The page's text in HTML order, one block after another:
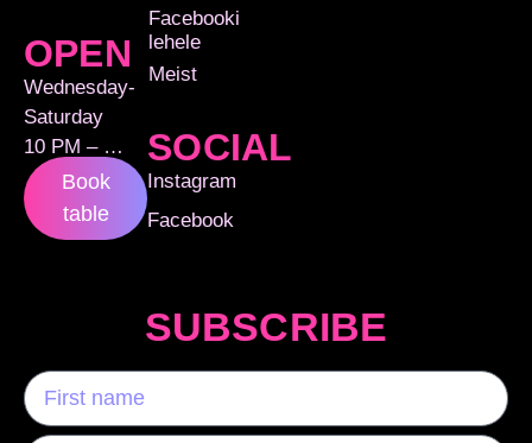
OPEN
Wednesday-
Saturday
10 PM – …
Book
table
Facebooki
lehele
Meist
SOCIAL
Instagram
Facebook
SUBSCRIBE